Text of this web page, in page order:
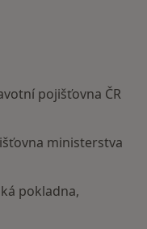
pojišťovna ČR
ministerstva
pokladna,